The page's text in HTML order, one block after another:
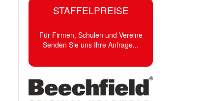
STAFFELPREISE
Für Firmen, Schulen und Vereine
Senden Sie uns Ihre Anfrage...